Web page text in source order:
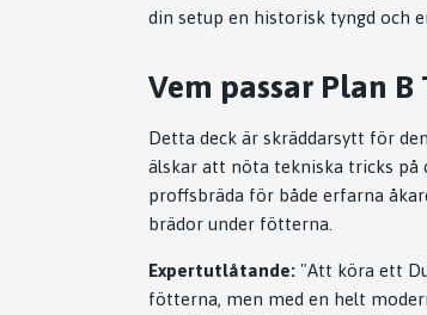
din setup en historisk tyngd och
Vem passar Plan
Detta deck är skräddarsytt för
älskar att nöta tekniska tricks på
proffsbräda för både erfarna
brädor under fötterna.
Expertutlåtande: "Att köra ett
fötterna, men med en helt